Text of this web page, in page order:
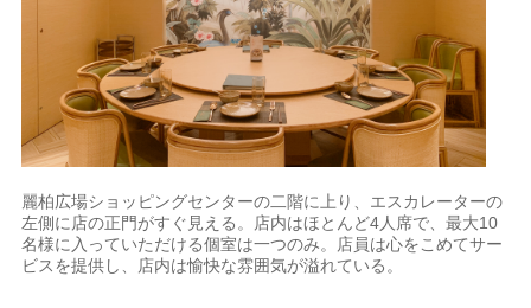
麗柏広場ショッピングセンターの二階に上り、エスカレーターの
左側に店の正門がすぐ見える。店内はほとんど4人席で、最大10
名様に入っていただける個室は一つのみ。店員は心をこめてサー
ビスを提供し、店内は愉快な雰囲気が溢れている。